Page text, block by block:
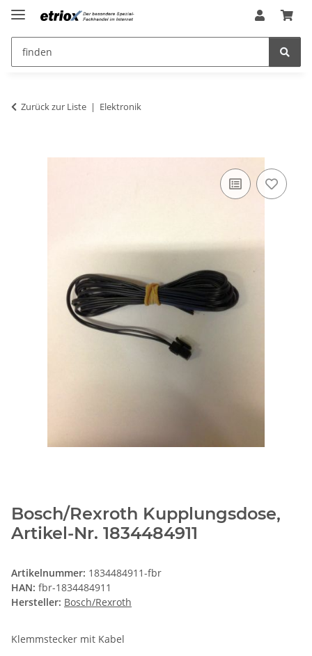
Zurück zur Liste Elektronik
Bosch/Rexroth Kupplungsdose,
Artikel-Nr. 1834484911
Artikelnummer: 1834484911-fbr
HAN: fbr-1834484911
Hersteller: Bosch/Rexroth
Klemmstecker mit Kabel